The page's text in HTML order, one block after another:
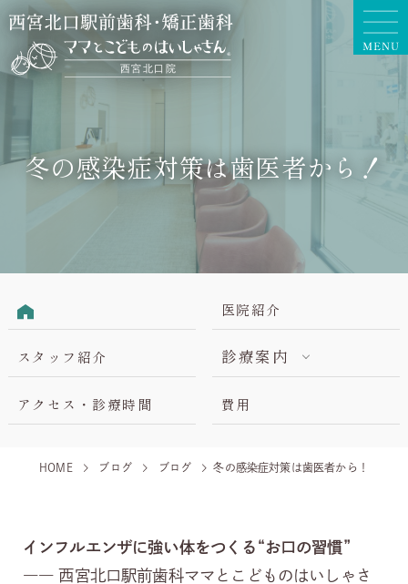
冬の感染症対策は歯医者から！
医院紹介
スタッフ紹介 診療案内
アクセス・診療時間 費用
HOME ブログ ブログ 冬の感染症対策は歯医者から！
インフルエンザに強い体をつくる“お口の習慣”
―― 西宮北口駅前歯科ママとこどものはいしゃさ